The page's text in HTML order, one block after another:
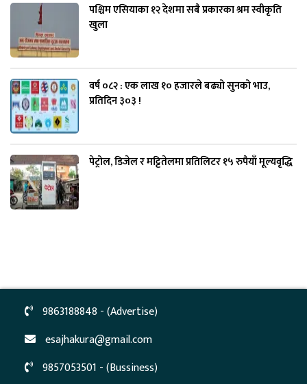
पश्चिम एसियाका १२ देशमा सबै प्रकारका श्रम स्वीकृति
खुला
वर्ष ०८२ : एक लाख १० हजारले बढ्यो सुनको भाउ,
प्रतिदिन ३०३ !
पेट्रोल, डिजेल र मट्टितेलमा प्रतिलिटर १५ रुपैयाँ मूल्यवृद्धि
9863188848 - (Advertise)
esajhakura@gmail.com
9857053501 - (Bussiness)